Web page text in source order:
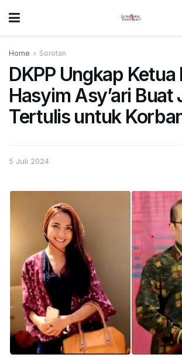
Home Sorotan
DKPP Ungkap Ketua
Hasyim Asy’ari Buat
Tertulis untuk
5 Juli 2024